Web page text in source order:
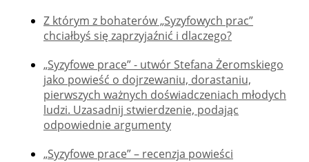
Z którym z bohaterów „Syzyfowych prac”
chciałbyś się zaprzyjaźnić i dlaczego?
„Syzyfowe prace” - utwór Stefana Żeromskiego
jako powieść o dojrzewaniu, dorastaniu,
pierwszych ważnych doświadczeniach młodych
ludzi. Uzasadnij stwierdzenie, podając
odpowiednie argumenty
„Syzyfowe prace” – recenzja powieści